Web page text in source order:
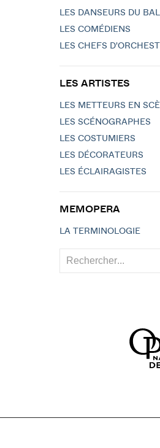
LES DANSEURS DU
LES COMÉDIENS
LES CHEFS
LES ARTISTES
LES METTEURS EN
LES SCÉNOGRAPHES
LES COSTUMIERS
LES DÉCORATEURS
LES ÉCLAIRAGISTES
MEMOPERA
LA TERMINOLOGIE